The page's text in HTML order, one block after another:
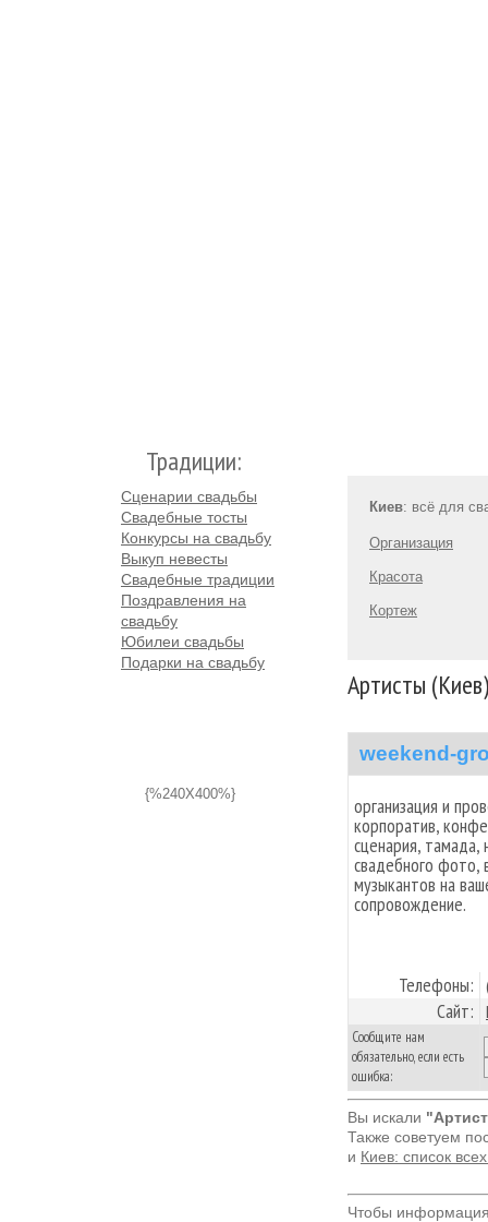
Традиции:
Сценарии свадьбы
Свадебные тосты
Конкурсы на свадьбу
Выкуп невесты
Свадебные традиции
Поздравления на
свадьбу
Юбилеи свадьбы
Подарки на свадьбу
{%240X400%}
Киев: всё для
Организация
Красота
Кортеж
Артисты (Киев)
weekend-
организация и
корпоратив,
сценария, тамада,
свадебного фото,
музыкантов на
сопровождение.
Телефоны:
Сайт:
Сообщите нам
обязательно, если есть
ошибка:
Вы искали
Также советуем
и Киев: список
Чтобы